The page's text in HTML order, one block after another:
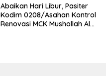
Abaikan Hari Libur, Pasiter
Kodim 0208/Asahan Kontrol
Renovasi MCK Mushollah Al